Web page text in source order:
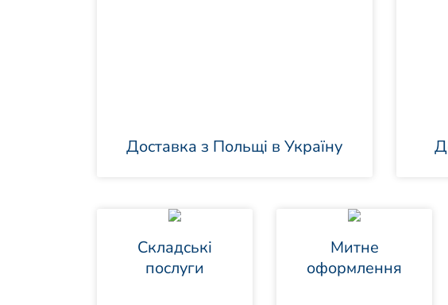
Доставка з Польщі в Україну
Складські
послуги
Митне
оформлення